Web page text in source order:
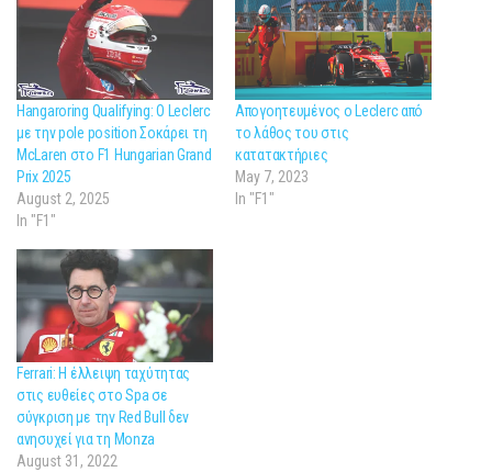
Hangaroring Qualifying: Ο Leclerc
με την pole position Σοκάρει τη
McLaren στο F1 Hungarian Grand
Prix 2025
August 2, 2025
In "F1"
Απογοητευμένος ο Leclerc από
το λάθος του στις
κατατακτήριες
May 7, 2023
In "F1"
Ferrari: Η έλλειψη ταχύτητας
στις ευθείες στο Spa σε
σύγκριση με την Red Bull δεν
ανησυχεί για τη Monza
August 31, 2022